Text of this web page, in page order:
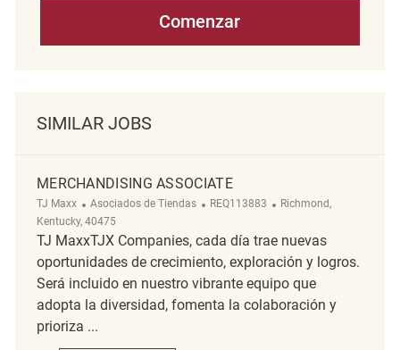
Comenzar
SIMILAR JOBS
MERCHANDISING ASSOCIATE
TJ Maxx Categoría
Asociados de Tiendas ReqId
REQ113883 Ubicación
Richmond,
Kentucky, 40475
TJ MaxxTJX Companies, cada día trae nuevas
oportunidades de crecimiento, exploración y logros.
Será incluido en nuestro vibrante equipo que
adopta la diversidad, fomenta la colaboración y
prioriza ...